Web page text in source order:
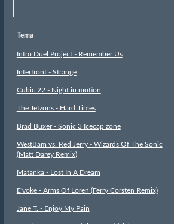
Tema
Intro Duel Project - Remember Us
Interfront - Strange
Cubic 22 - Night in motion
The Jetzons - Hard Times
Brad Buxer - Sonic 3 Icecap zone
WestBam vs. Red Jerry - Wizards Of The Sonic
(Matt Darey Remix)
Matanka - Lost In A Dream
E'voke - Arms Of Loren (Ferry Corsten Remix)
Jane T. - Enjoy My Pain